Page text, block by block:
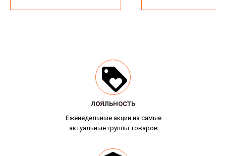
Еженедельные акции на самые
актуальные группы товаров
ЛОЯЛЬНОСТЬ
ЛОЯЛЬНОСТЬ